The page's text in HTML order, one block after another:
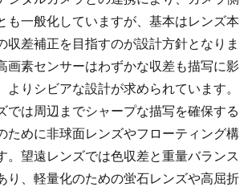
も一般化していますが、基本はレンズ本
収差補正を目指すのが設計方針となりま
画素センサーはわずかな収差も描写に影
よりシビアな設計が求められています。
では周辺までシャープな描写を確保する
ために非球面レンズやフローティング構
。望遠レンズでは色収差と重量バランス
り、軽量化のための蛍石レンズや高屈折